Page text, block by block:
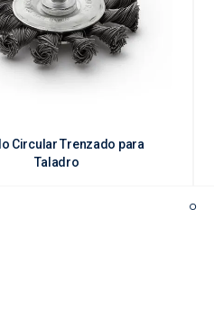
Circular Trenzado para
Taladro